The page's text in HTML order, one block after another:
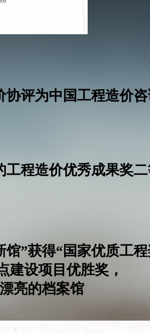
协评为中国工程造价
工程造价优秀成果奖
”获得“国家优质工程
建设项目优胜奖，
亮的档案馆